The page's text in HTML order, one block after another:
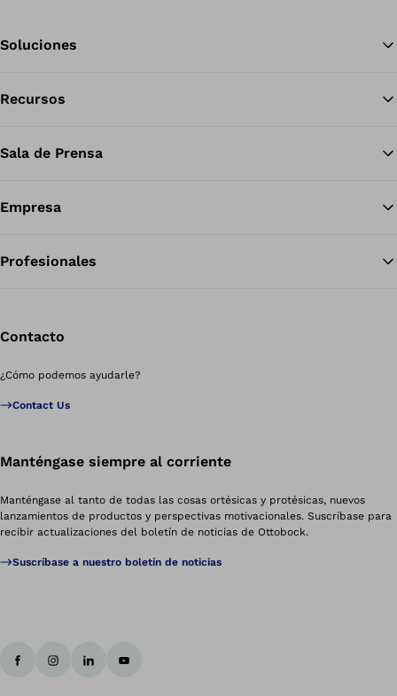
Soluciones
Recursos
Sala de Prensa
Empresa
Profesionales
Contacto
¿Cómo podemos ayudarle?
Contact Us
Manténgase siempre al corriente
Manténgase al tanto de todas las cosas ortésicas y protésicas, nuevos
lanzamientos de productos y perspectivas motivacionales. Suscríbase para
recibir actualizaciones del boletín de noticias de Ottobock.
Suscríbase a nuestro boletín de noticias